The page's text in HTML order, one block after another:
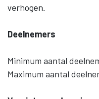
verhogen.
Deelnemers
Minimum aantal
Maximum aantal